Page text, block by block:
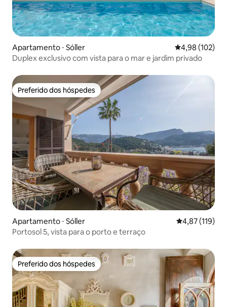
Apartamento ⋅ Sóller 4,98 de uma
4,98 (102)
Duplex exclusivo com vista para o mar e jardim privado
Preferido dos hóspedes
Preferido dos hóspedes
Apartamento ⋅ Sóller 4,87 de uma
4,87 (119)
Portosol 5, vista para o porto e terraço
Preferido dos hóspedes
Preferido dos hóspedes